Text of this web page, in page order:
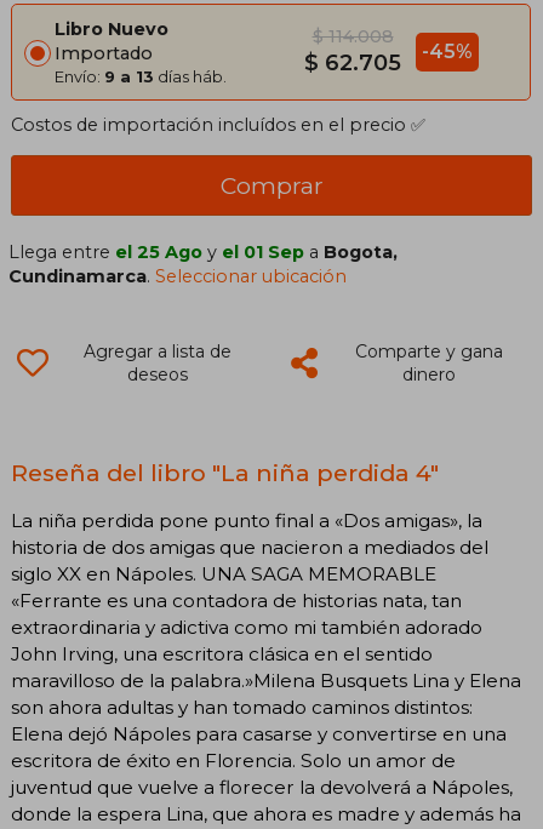
Libro Nuevo
Importado
Envío: 9 a 13 días háb.
$ 114.008
$ 62.705 -45%
Costos de importación incluídos en el precio ✅
Comprar
Llega entre el 25 Ago y el 01 Sep a Bogota,
Cundinamarca.Seleccionar ubicación
Agregar a lista de
deseos
Comparte y gana
dinero
Reseña del libro "La niña perdida 4"
La niña perdida pone punto final a «Dos amigas», la
historia de dos amigas que nacieron a mediados del
siglo XX en Nápoles. UNA SAGA MEMORABLE
«Ferrante es una contadora de historias nata, tan
extraordinaria y adictiva como mi también adorado
John Irving, una escritora clásica en el sentido
maravilloso de la palabra.»Milena Busquets Lina y Elena
son ahora adultas y han tomado caminos distintos:
Elena dejó Nápoles para casarse y convertirse en una
escritora de éxito en Florencia. Solo un amor de
juventud que vuelve a florecer la devolverá a Nápoles,
donde la espera Lina, que ahora es madre y además ha